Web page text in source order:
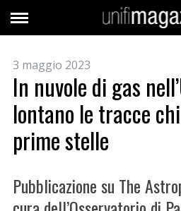
3 maggio 2023
In nuvole di gas
lontano le tracce
prime stelle
Pubblicazione su The